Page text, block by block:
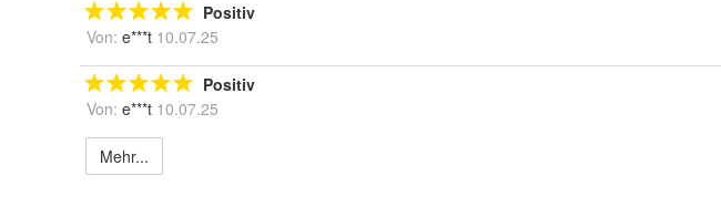
Positiv
Von: e***t 10.07.25
Positiv
Von: e***t 10.07.25
Mehr...